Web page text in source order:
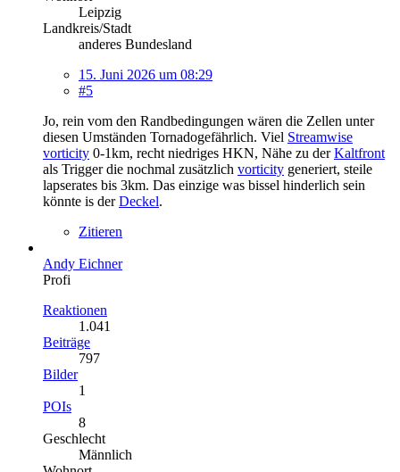
Leipzig
Landkreis/Stadt
anderes Bundesland
15. Juni 2026 um 08:29
#5
Jo, rein vom den Randbedingungen wären die Zellen unter
diesen Umständen Tornadogefährlich. Viel Streamwise
vorticity 0-1km, recht niedriges HKN, Nähe zu derKaltfront
als Trigger die nochmal zusätzlich vorticity generiert, steile
lapserates bis 3km. Das einzige was bissel hinderlich sein
könnte is derDeckel.
Zitieren
Andy Eichner
Profi
Reaktionen
1.041
Beiträge
797
Bilder
1
POIs
8
Geschlecht
Männlich